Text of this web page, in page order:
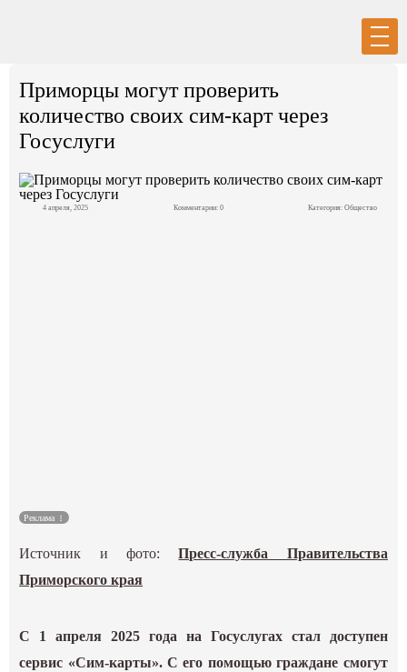
Приморцы могут проверить
количество своих сим-карт через
Госуслуги
4 апреля, 2025 Комментарии: 0 Категория: Общество
Реклама
Источник и фото:Пресс-служба Правительства
Приморского края
С 1 апреля 2025 года на Госуслугах стал доступен
сервис «Сим-карты». С его помощью граждане смогут